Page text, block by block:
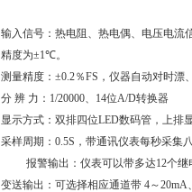
输入信号：热电阻、热电偶、电压电流
精度为±1℃。
测量精度：±0.2％FS ，仪器自动对时漂
分 辨 力： 1/20000、 14位A/D转换器
显示方式：双排四位LED数码管，上排
采样周期： 0.5S ，带通讯仪表每秒采集
报警输出： 仪表可以带多达12个
变送输出：可选择相应通道带 4～20mA